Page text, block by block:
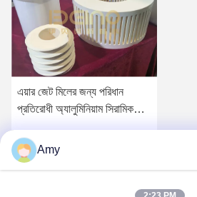
এয়ার জেট মিলের জন্য পরিধান
প্রতিরোধী অ্যালুমিনিয়াম সিরামিক
Amy